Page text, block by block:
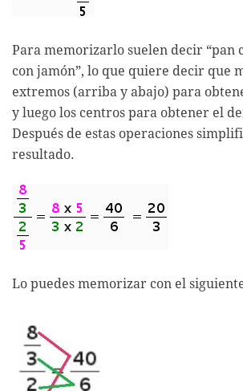
Para memorizarlo suelen decir “pan
con jamón”, lo que quiere decir que
extremos (arriba y abajo) para
y luego los centros para obtener el
Después de estas operaciones
resultado.
Lo puedes memorizar con el